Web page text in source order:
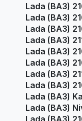
Lada (ВАЗ)
Lada (ВАЗ)
Lada (ВАЗ)
Lada (ВАЗ)
Lada (ВАЗ)
Lada (ВАЗ)
Lada (ВАЗ)
Lada (ВАЗ)
Lada (ВАЗ)
Lada (ВАЗ)
Lada (ВАЗ)